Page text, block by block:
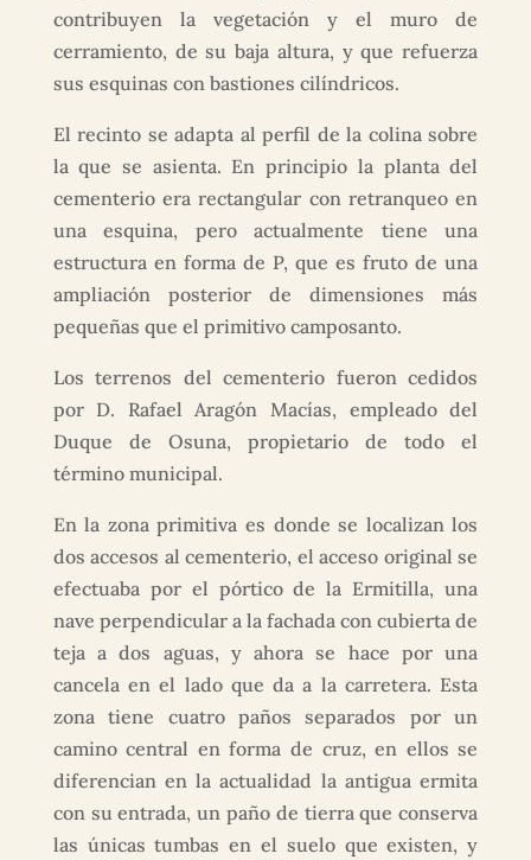
contribuyen la vegetación y el muro de
cerramiento, de su baja altura, y que refuerza
sus esquinas con bastiones cilíndricos.
El recinto se adapta al perfil de la colina sobre
la que se asienta. En principio la planta del
cementerio era rectangular con retranqueo en
una esquina, pero actualmente tiene una
estructura en forma de P, que es fruto de una
ampliación posterior de dimensiones más
pequeñas que el primitivo camposanto.
Los terrenos del cementerio fueron cedidos
por D. Rafael Aragón Macías, empleado del
Duque de Osuna, propietario de todo el
término municipal.
En la zona primitiva es donde se localizan los
dos accesos al cementerio, el acceso original se
efectuaba por el pórtico de la Ermitilla, una
nave perpendicular a la fachada con cubierta de
teja a dos aguas, y ahora se hace por una
cancela en el lado que da a la carretera. Esta
zona tiene cuatro paños separados por un
camino central en forma de cruz, en ellos se
diferencian en la actualidad la antigua ermita
con su entrada, un paño de tierra que conserva
las únicas tumbas en el suelo que existen, y